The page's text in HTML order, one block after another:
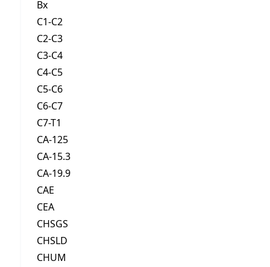
Bx
C1-C2
C2-C3
C3-C4
C4-C5
C5-C6
C6-C7
C7-T1
CA-125
CA-15.3
CA-19.9
CAE
CEA
CHSGS
CHSLD
CHUM